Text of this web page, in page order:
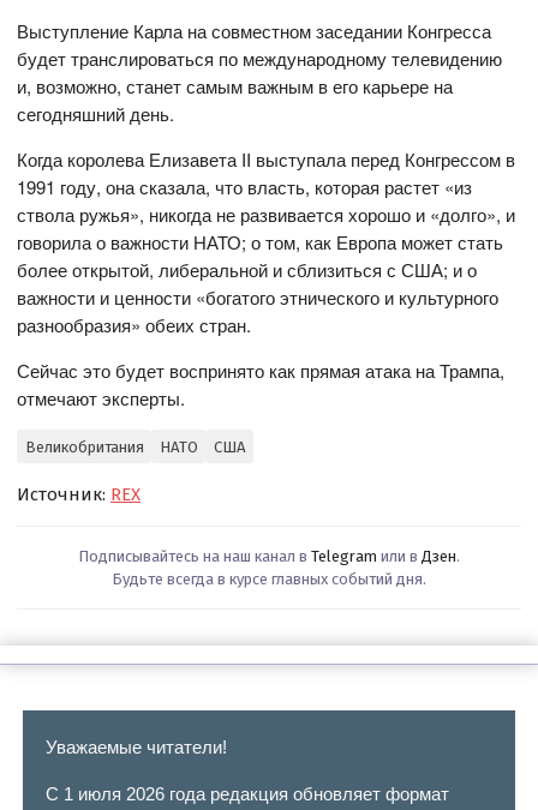
Выступление Карла на совместном заседании Конгресса
будет транслироваться по международному телевидению
и, возможно, станет самым важным в его карьере на
сегодняшний день.
Когда королева Елизавета II выступала перед Конгрессом в
1991 году, она сказала, что власть, которая растет «из
ствола ружья», никогда не развивается хорошо и «долго», и
говорила о важности НАТО; о том, как Европа может стать
более открытой, либеральной и сблизиться с США; и о
важности и ценности «богатого этнического и культурного
разнообразия» обеих стран.
Сейчас это будет воспринято как прямая атака на Трампа,
отмечают эксперты.
Великобритания НАТО США
Источник: REX
Подписывайтесь на наш канал в Telegram или в Дзен.
Будьте всегда в курсе главных событий дня.
Уважаемые читатели!
С 1 июля 2026 года редакция обновляет формат